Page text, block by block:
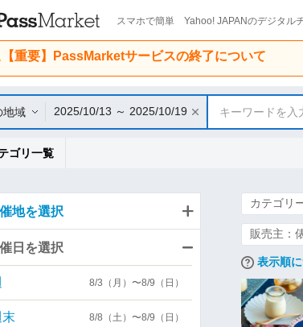
スマホで簡単 Yahoo! JAPANのデジタル
【重要】PassMarketサービスの終了について
地域 2025/10/13 ～ 2025/10/19 キーワードを入
ゴリ一覧
カテゴリ
販売主：
表示順
地を選択
日を選択
8/3（月）〜8/9（日）
8/8（土）〜8/9（日）